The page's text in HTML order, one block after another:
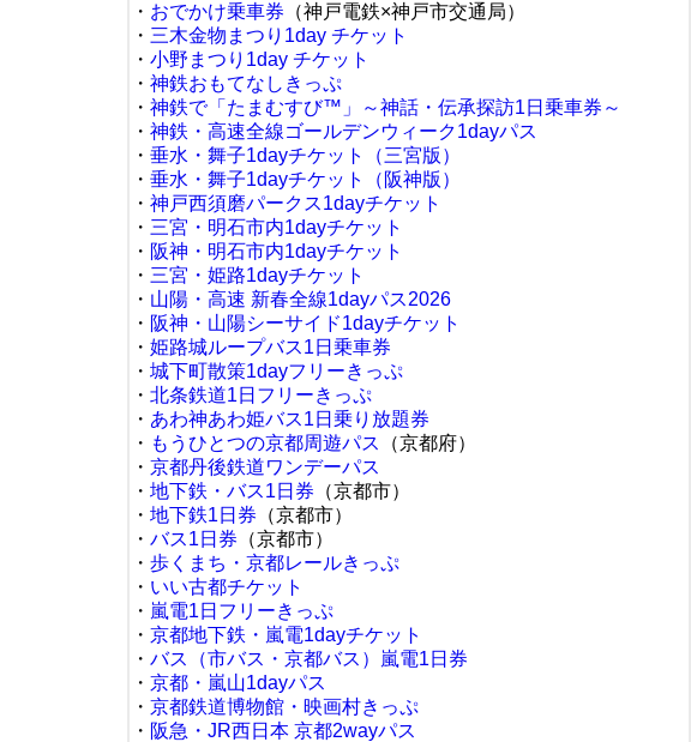
・ おでかけ乗車券 （神戸電鉄×神戸市交通局）
・ 三木金物まつり1day チケット
・ 小野まつり1day チケット
・ 神鉄おもてなしきっぷ
・ 神鉄で「たまむすび™」～神話・伝承探訪1日乗車券～
・ 神鉄・高速全線ゴールデンウィーク1dayパス
・ 垂水・舞子1dayチケット（三宮版）
・ 垂水・舞子1dayチケット（阪神版）
・ 神戸西須磨パークス1dayチケット
・ 三宮・明石市内1dayチケット
・ 阪神・明石市内1dayチケット
・ 三宮・姫路1dayチケット
・ 山陽・高速 新春全線1dayパス2026
・ 阪神・山陽シーサイド1dayチケット
・ 姫路城ループバス1日乗車券
・ 城下町散策1dayフリーきっぷ
・ 北条鉄道1日フリーきっぷ
・ あわ神あわ姫バス1日乗り放題券
・ もうひとつの京都周遊パス （京都府）
・ 京都丹後鉄道ワンデーパス
・ 地下鉄・バス1日券 （京都市）
・ 地下鉄1日券 （京都市）
・ バス1日券 （京都市）
・ 歩くまち・京都レールきっぷ
・ いい古都チケット
・ 嵐電1日フリーきっぷ
・ 京都地下鉄・嵐電1dayチケット
・ バス（市バス・京都バス）嵐電1日券
・ 京都・嵐山1dayパス
・ 京都鉄道博物館・映画村きっぷ
・ 阪急・JR西日本 京都2wayパス